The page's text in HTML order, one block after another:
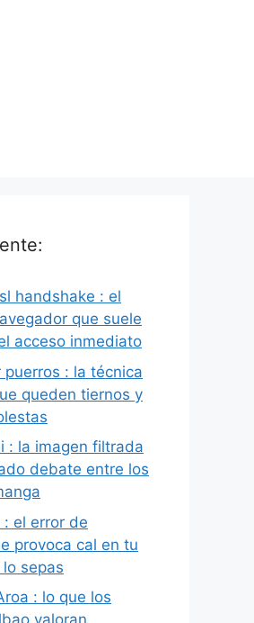
handshake : el
que suele
acceso inmediato
puerros : la técnica
queden tiernos y
: la imagen filtrada
debate entre los
: el error de
provoca cal en tu
sepas
: lo que los
valoran